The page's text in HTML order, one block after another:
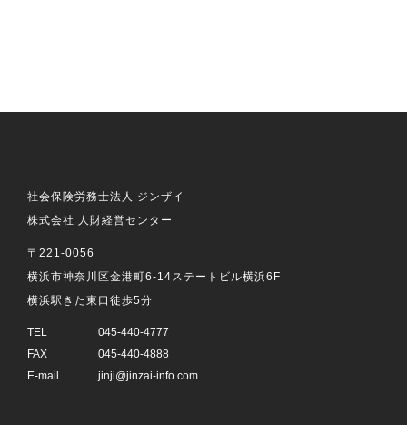
社会保険労務士法人 ジンザイ
株式会社 人財経営センター
〒221-0056
横浜市神奈川区金港町6-14ステートビル横浜6F
横浜駅きた東口徒歩5分
TEL
045-440-4777
FAX
045-440-4888
E-mail
jinji@jinzai-info.com